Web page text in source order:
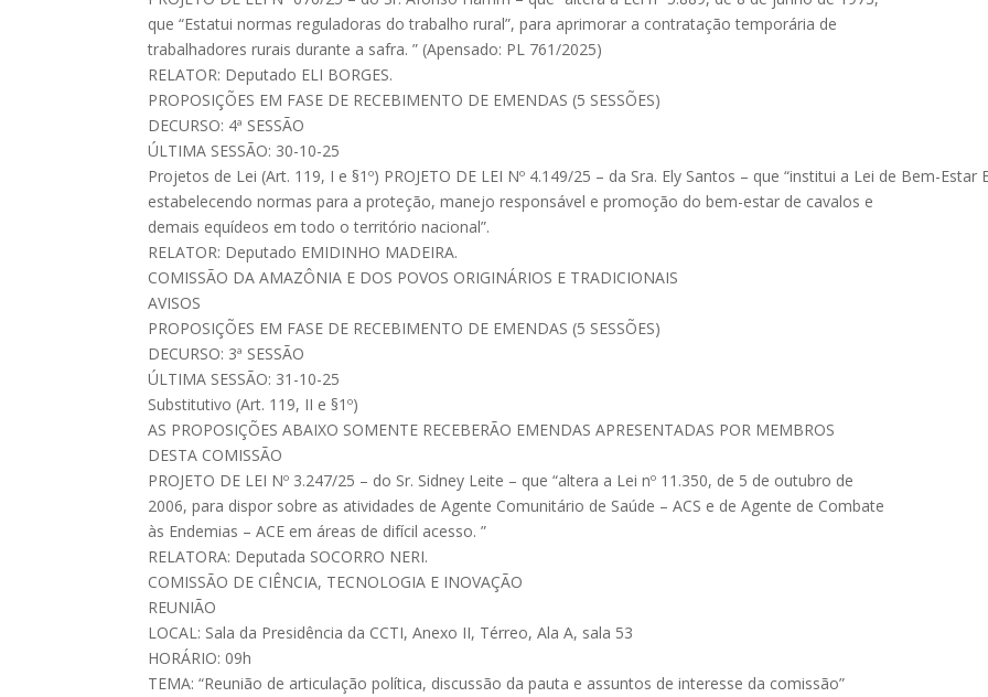
que “Estatui normas reguladoras do trabalho rural”, para aprimorar a contratação temporária de
trabalhadores rurais durante a safra. ” (Apensado: PL 761/2025)
RELATOR: Deputado ELI BORGES.
PROPOSIÇÕES EM FASE DE RECEBIMENTO DE EMENDAS (5 SESSÕES)
DECURSO: 4ª SESSÃO
ÚLTIMA SESSÃO: 30-10-25
Projetos de Lei (Art. 119, I e §1º) PROJETO DE LEI Nº 4.149/25 – da Sra. Ely Santos – que “institui a Lei de Bem-Estar
estabelecendo normas para a proteção, manejo responsável e promoção do bem-estar de cavalos e
demais equídeos em todo o território nacional”.
RELATOR: Deputado EMIDINHO MADEIRA.
COMISSÃO DA AMAZÔNIA E DOS POVOS ORIGINÁRIOS E TRADICIONAIS
AVISOS
PROPOSIÇÕES EM FASE DE RECEBIMENTO DE EMENDAS (5 SESSÕES)
DECURSO: 3ª SESSÃO
ÚLTIMA SESSÃO: 31-10-25
Substitutivo (Art. 119, II e §1º)
AS PROPOSIÇÕES ABAIXO SOMENTE RECEBERÃO EMENDAS APRESENTADAS POR MEMBROS
DESTA COMISSÃO
PROJETO DE LEI Nº 3.247/25 – do Sr. Sidney Leite – que “altera a Lei nº 11.350, de 5 de outubro de
2006, para dispor sobre as atividades de Agente Comunitário de Saúde – ACS e de Agente de Combate
às Endemias – ACE em áreas de difícil acesso. ”
RELATORA: Deputada SOCORRO NERI.
COMISSÃO DE CIÊNCIA, TECNOLOGIA E INOVAÇÃO
REUNIÃO
LOCAL: Sala da Presidência da CCTI, Anexo II, Térreo, Ala A, sala 53
HORÁRIO: 09h
TEMA: “Reunião de articulação política, discussão da pauta e assuntos de interesse da comissão”